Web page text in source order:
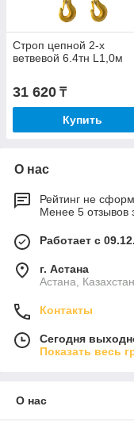
Строп цепной 2-х
ветвевой 6.4тн L1,0м
31 620 ₸
Купить
О нас
Рейтинг не
Менее 5 отзывов
Работает с
г. Астана
Астана, Казахстан
Контакты
Сегодня
Показать весь
О нас